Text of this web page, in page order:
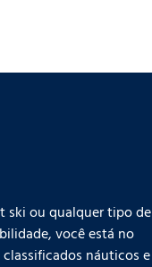
ski ou qualquer tipo de
você está no
náuticos e